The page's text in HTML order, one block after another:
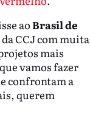
aoBrasil de
CCJ com muita
mais
vamos fazer
confrontam a
querem